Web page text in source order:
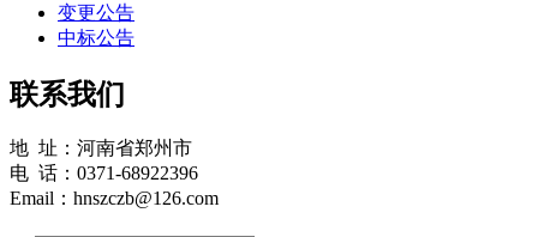
变更公告
中标公告
联系我们
地 址：河南省郑州市
电 话：0371-68922396
Email：hnszczb@126.com